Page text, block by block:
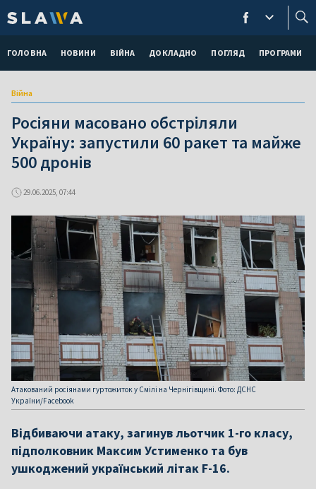
ГОЛОВНА НОВИНИ ВІЙНА ДОКЛАДНО ПОГЛЯД ПРОГРАМИ
Війна
Росіяни масовано обстріляли
Україну: запустили 60 ракет та майже
500 дронів
29.06.2025, 07:44
Атакований росіянами гуртожиток у Смілі на Чернігівщині. Фото: ДСНС
України/Facebook
Відбиваючи атаку, загинув льотчик 1-го класу,
підполковник Максим Устименко та був
ушкоджений український літак F-16.